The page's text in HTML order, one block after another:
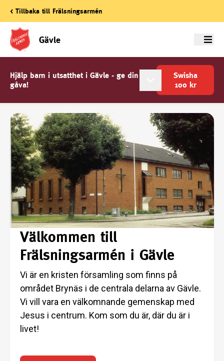
< Tillbaka till Frälsningsarmén
Gävle Meny
Hjälp barn i utsatthet i Gävle - ge din
gåva!
Swisha
100 kr
Välkommen till
Frälsningsarmén i Gävle
Vi är en kristen församling som finns på
området Brynäs i de centrala delarna av Gävle.
Vi vill vara en välkomnande gemenskap med
Jesus i centrum. Kom som du är, där du är i
livet!